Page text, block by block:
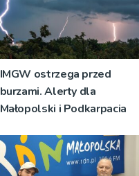
IMGW ostrzega przed
burzami. Alerty dla
Małopolski i Podkarpacia